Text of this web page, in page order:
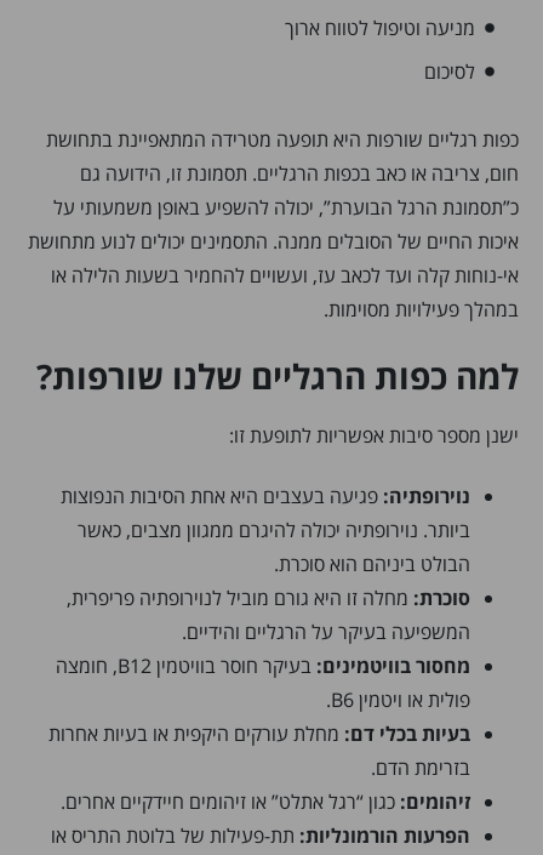
מניעה וטיפול לטווח ארוך
לסיכום
כפות רגליים שורפות היא תופעה מטרידה המתאפיינת בתחושת
חום, צריבה או כאב בכפות הרגליים. תסמונת זו, הידועה גם
כ”תסמונת הרגל הבוערת”, יכולה להשפיע באופן משמעותי על
איכות החיים של הסובלים ממנה. התסמינים יכולים לנוע מתחושת
אי-נוחות קלה ועד לכאב עז, ועשויים להחמיר בשעות הלילה או
במהלך פעילויות מסוימות.
למה כפות הרגליים שלנו שורפות?
ישנן מספר סיבות אפשריות לתופעת זו:
נוירופתיה: פגיעה בעצבים היא אחת הסיבות הנפוצות
ביותר. נוירופתיה יכולה להיגרם ממגוון מצבים, כאשר
הבולט ביניהם הוא סוכרת.
סוכרת: מחלה זו היא גורם מוביל לנוירופתיה פריפרית,
המשפיעה בעיקר על הרגליים והידיים.
מחסור בוויטמינים:
בעיקר חוסר בוויטמין B12, חומצה
פולית או ויטמין B6.
בעיות בכלי דם: מחלת עורקים היקפית או בעיות אחרות
בזרימת הדם.
זיהומים: כגון “רגל אתלט” או זיהומים חיידקיים אחרים.
הפרעות הורמונליות: תת-פעילות של בלוטת התריס או